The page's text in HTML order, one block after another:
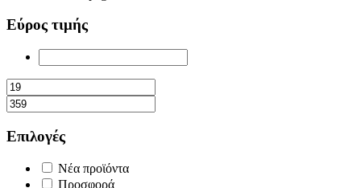
Εύρος τιμής
Επιλογές
Νέα προϊόντα
Προσφορά